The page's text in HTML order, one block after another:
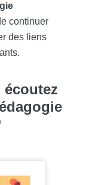
continuer
des liens